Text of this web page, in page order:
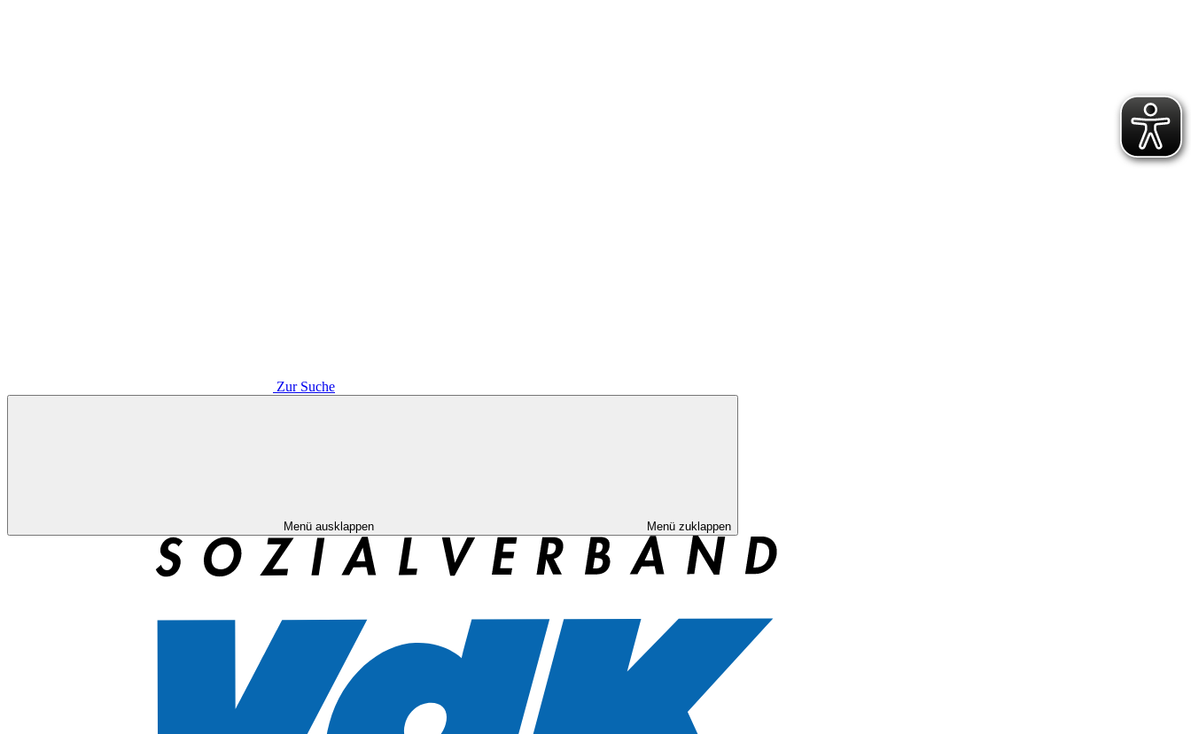
Zur Suche
Menü ausklappen Menü zuklappen